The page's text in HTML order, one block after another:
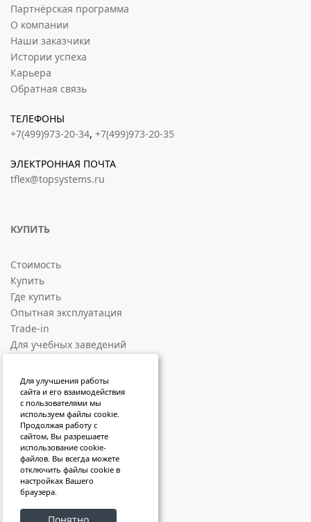
Партнёрская программа
О компании
Наши заказчики
Истории успеха
Карьера
Обратная связь
ТЕЛЕФОНЫ
+7(499)973-20-34, +7(499)973-20-35
ЭЛЕКТРОННАЯ ПОЧТА
tflex@topsystems.ru
КУПИТЬ
Стоимость
Купить
Где купить
Опытная эксплуатация
Trade-in
Для учебных заведений
СОЦИАЛЬНЫЕ ПЛОЩАДКИ
ВКонтакте
RuTube
VK Video
Sketchfab
Яндекс Дзен
Telegram
Для улучшения работы
сайта и его взаимодействия
с пользователями мы
используем файлы cookie.
Продолжая работу с
сайтом, Вы разрешаете
использование cookie-
файлов. Вы всегда можете
отключить файлы cookie в
настройках Вашего
браузера.